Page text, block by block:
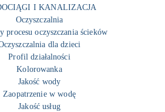
I KANALIZACJA
Oczyszczalnia
procesu oczyszczania ścieków
dla dzieci
Profil działalności
Kolorowanka
Jakość wody
Zaopatrzenie w wodę
Jakość usług